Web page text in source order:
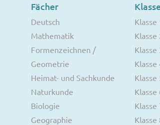
Fächer
Deutsch
Mathematik
Formenzeichnen /
Geometrie
Heimat- und Sachkunde
Naturkunde
Biologie
Geographie
Klasse
Klasse
Klasse
Klasse
Klasse
Klasse
Klasse
Klasse